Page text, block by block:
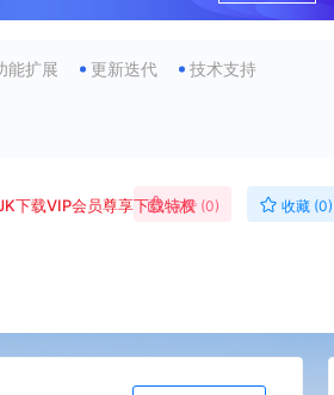
能扩展 更新迭代 技术支持
下载VIP会员尊享下载特权
点赞 (0) 收藏 (0)